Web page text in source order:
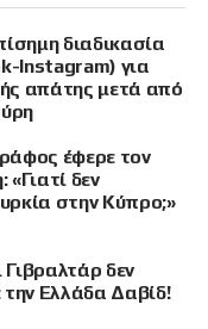
διαδικασία
Instagram) για
απάτης μετά από
έφερε τον
δεν
στην Κύπρο;»
δεν
την Ελλάδα Δαβίδ!